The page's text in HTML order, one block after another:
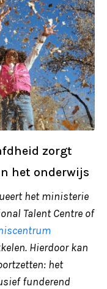
zorgt
het onderwijs
het ministerie
Talent Centre of
Hierdoor kan
het
funderend